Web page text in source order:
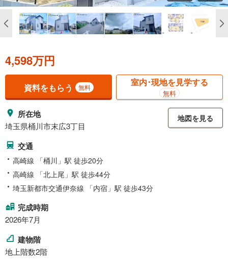
4,598万円
資料をもらう 無料 室内･現地を見学する
無料
所在地
埼玉県桶川市末広3丁目
地図を見る
交通
高崎線 「桶川」駅 徒歩20分
高崎線 「北上尾」駅 徒歩44分
埼玉新都市交通伊奈線 「内宿」駅 徒歩43分
完成時期
2026年7月
建物階
地上階数2階